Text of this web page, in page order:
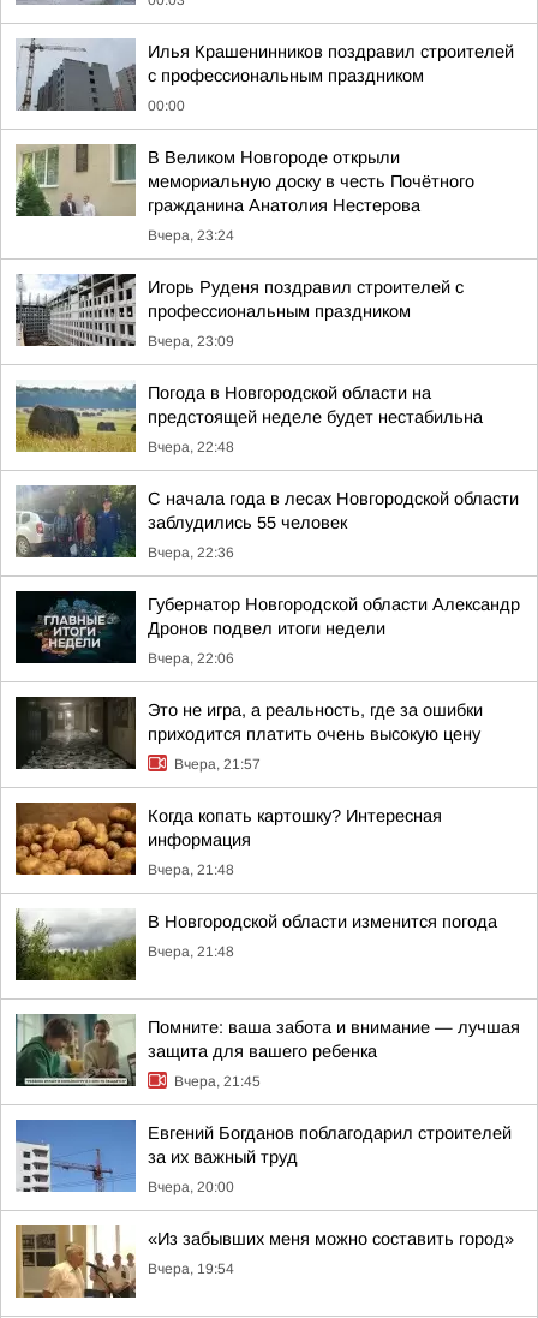
Илья Крашенинников поздравил строителей
с профессиональным праздником
00:00
В Великом Новгороде открыли
мемориальную доску в честь Почётного
гражданина Анатолия Нестерова
Вчера, 23:24
Игорь Руденя поздравил строителей с
профессиональным праздником
Вчера, 23:09
Погода в Новгородской области на
предстоящей неделе будет нестабильна
Вчера, 22:48
С начала года в лесах Новгородской области
заблудились 55 человек
Вчера, 22:36
Губернатор Новгородской области Александр
Дронов подвел итоги недели
Вчера, 22:06
Это не игра, а реальность, где за ошибки
приходится платить очень высокую цену
Вчера, 21:57
Когда копать картошку? Интересная
информация
Вчера, 21:48
В Новгородской области изменится погода
Вчера, 21:48
Помните: ваша забота и внимание — лучшая
защита для вашего ребенка
Вчера, 21:45
Евгений Богданов поблагодарил строителей
за их важный труд
Вчера, 20:00
«Из забывших меня можно составить город»
Вчера, 19:54